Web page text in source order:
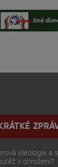
ideologie a
v ohrožení?